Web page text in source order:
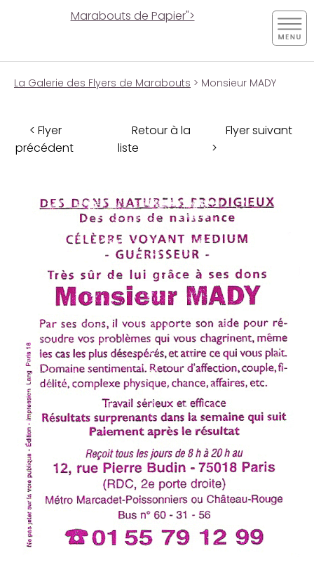
Marabouts de Papier">
La Galerie des Flyers de Marabouts > Monsieur MADY
< Flyer
précédent
Retour à la
liste
Flyer suivant
>